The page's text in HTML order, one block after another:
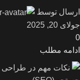
ارسال توسط
جولای 20, 2025
0
ادامه مطلب